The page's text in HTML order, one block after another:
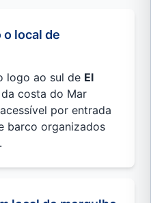
o local de
logo ao sul de El
costa do Mar
por entrada
barco organizados
.